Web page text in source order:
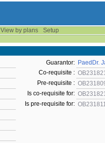
View by plans
Setup
Guarantor: PaedDr.
Co-requisite :
Pre-requisite :
Is co-requisite for:
Is pre-requisite for: